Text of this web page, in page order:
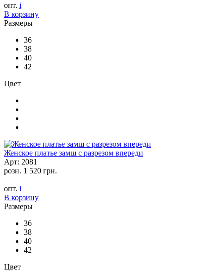
опт. i
В корзину
Размеры
36
38
40
42
Цвет
Женское платье замш с разрезом впереди
Арт: 2081
розн. 1 520 грн.
опт. i
В корзину
Размеры
36
38
40
42
Цвет